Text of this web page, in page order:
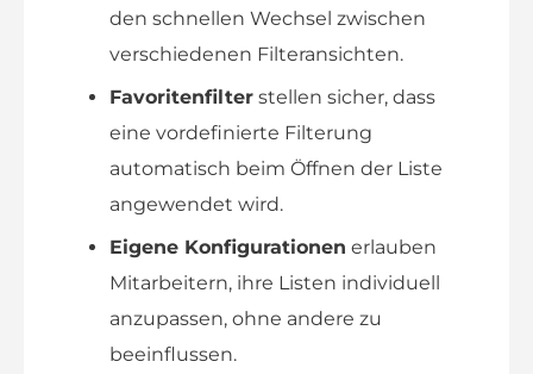
den schnellen Wechsel zwischen
verschiedenen Filteransichten.
Favoritenfilter stellen sicher, dass
eine vordefinierte Filterung
automatisch beim Öffnen der Liste
angewendet wird.
Eigene Konfigurationen erlauben
Mitarbeitern, ihre Listen individuell
anzupassen, ohne andere zu
beeinflussen.